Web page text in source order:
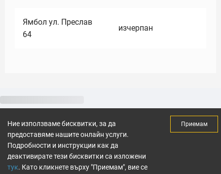
Ямбол ул. Преслав
64
изчерпан
Ние използваме бисквитки, за да
предоставяме нашите онлайн услуги.
Подробности и инструкции как да
деактивирате тези бисквитки са изложени
тук. Като кликнете върху "Приемам", вие се
Приемам